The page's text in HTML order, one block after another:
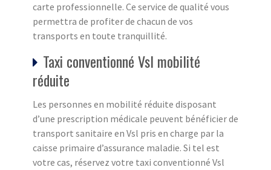
carte professionnelle. Ce service de qualité vous
permettra de profiter de chacun de vos
transports en toute tranquillité.
Taxi conventionné Vsl mobilité
réduite
Les personnes en mobilité réduite disposant
d’une prescription médicale peuvent bénéficier de
transport sanitaire en Vsl pris en charge par la
caisse primaire d’assurance maladie. Si tel est
votre cas, réservez votre taxi conventionné Vsl